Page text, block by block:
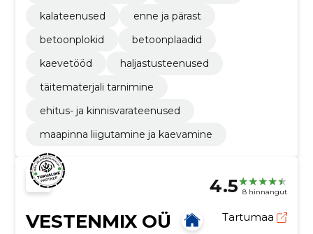
kalateenused
enne ja pärast
betoonplokid
betoonplaadid
kaevetööd
haljastusteenused
täitematerjali tarnimine
ehitus- ja kinnisvarateenused
maapinna liigutamine ja kaevamine
4.5 8 hinnangut
VESTENMIX OÜ Tartumaa